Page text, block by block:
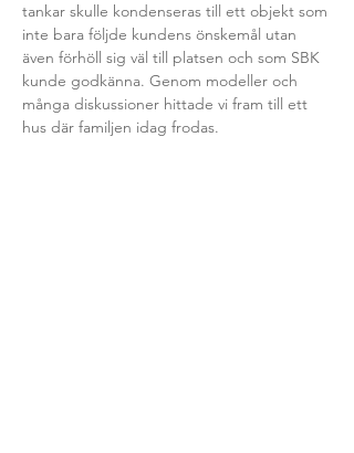
tankar skulle kondenseras till ett objekt som
inte bara följde kundens önskemål utan
även förhöll sig väl till platsen och som SBK
kunde godkänna. Genom modeller och
många diskussioner hittade vi fram till ett
hus där familjen idag frodas.